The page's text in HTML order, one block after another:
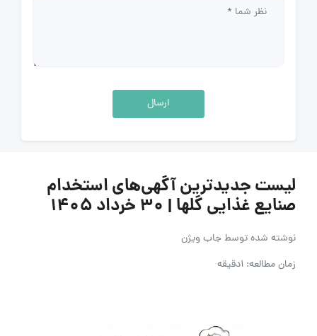
ارسال
لیست جدیدترین آگهی‌های استخدام
صنایع غذایی گلها | ۳۰ خرداد ۱۴۰۵
نوشته شده توسطجاب ویژن
زمان مطالعه: 1دقیقه